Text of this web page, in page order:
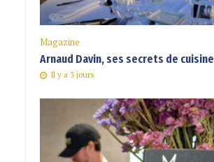
Magazine
Arnaud Davin, ses secrets de cuisine
Il y a 3 jours